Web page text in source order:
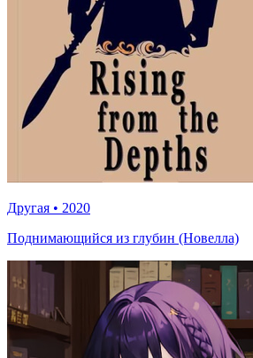
Другая • 2020
Поднимающийся из глубин (Новелла)